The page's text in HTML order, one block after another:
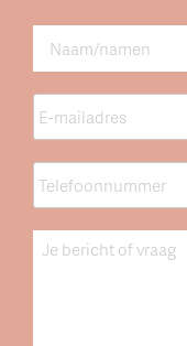
Naam *
E-
mailadres *
Telefoonnummer *
Bericht